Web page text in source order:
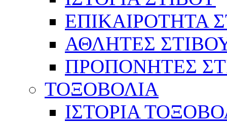
ΕΠΙΚΑΙΡΟΤΗΤΑ
ΑΘΛΗΤΕΣ
ΠΡΟΠΟΝΗΤΕΣ
ΤΟΞΟΒΟΛΙΑ
ΙΣΤΟΡΙΑ